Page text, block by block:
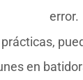
error.
en